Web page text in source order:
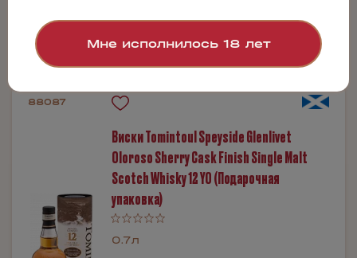
88087
Виски Tomintoul Speyside Glenlivet
Oloroso Sherry Cask Finish Single Malt
Scotch Whisky 12 YO (Подарочная
упаковка)
0.7л
Мне исполнилось 18 лет